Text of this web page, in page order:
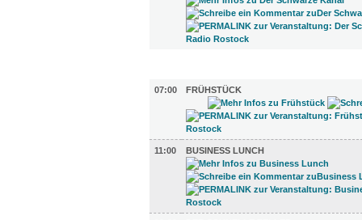
07:00
FRÜHSTÜCK
11:00 BUSINESS LUNCH